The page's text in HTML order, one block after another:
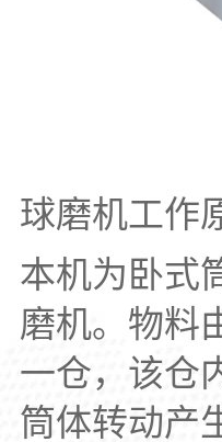
球磨机工作
本机为卧式
磨机。物料
一仓，该仓
筒体转动产